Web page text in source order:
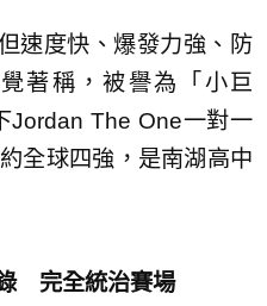
速度快、爆發力強、防
著稱，被譽為「小巨
Jordan The One一對一
全球四強，是南湖高中
完全統治賽場